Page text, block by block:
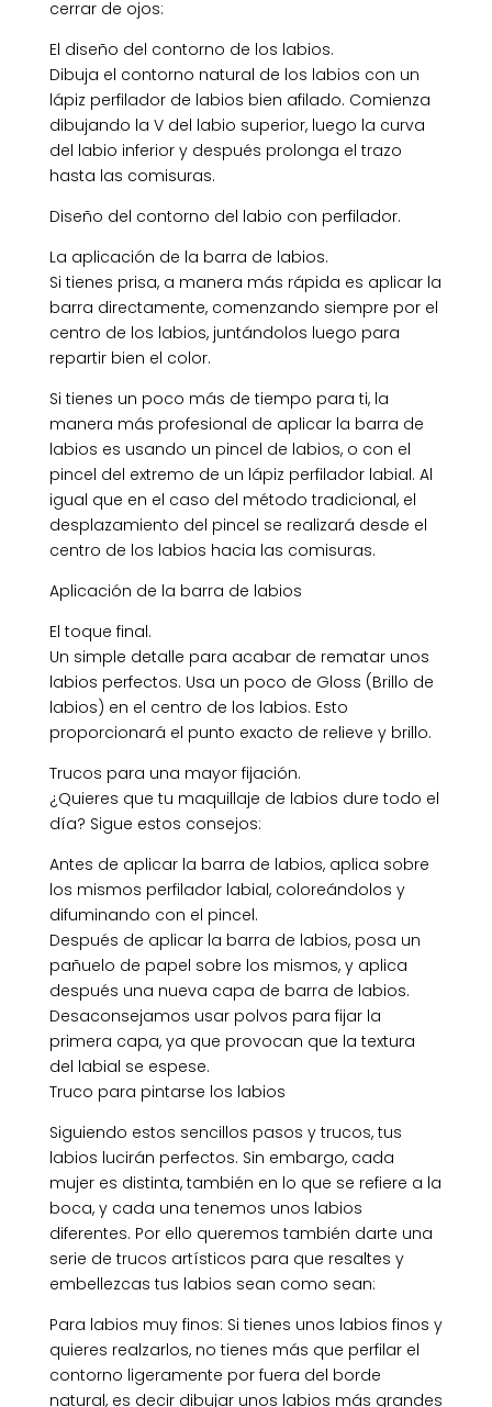
cerrar de ojos:
El diseño del contorno de los labios.
Dibuja el contorno natural de los labios con un
lápiz perfilador de labios bien afilado. Comienza
dibujando la V del labio superior, luego la curva
del labio inferior y después prolonga el trazo
hasta las comisuras.
Diseño del contorno del labio con perfilador.
La aplicación de la barra de labios.
Si tienes prisa, a manera más rápida es aplicar la
barra directamente, comenzando siempre por el
centro de los labios, juntándolos luego para
repartir bien el color.
Si tienes un poco más de tiempo para ti, la
manera más profesional de aplicar la barra de
labios es usando un pincel de labios, o con el
pincel del extremo de un lápiz perfilador labial. Al
igual que en el caso del método tradicional, el
desplazamiento del pincel se realizará desde el
centro de los labios hacia las comisuras.
Aplicación de la barra de labios
El toque final.
Un simple detalle para acabar de rematar unos
labios perfectos. Usa un poco de Gloss (Brillo de
labios) en el centro de los labios. Esto
proporcionará el punto exacto de relieve y brillo.
Trucos para una mayor fijación.
¿Quieres que tu maquillaje de labios dure todo el
día? Sigue estos consejos:
Antes de aplicar la barra de labios, aplica sobre
los mismos perfilador labial, coloreándolos y
difuminando con el pincel.
Después de aplicar la barra de labios, posa un
pañuelo de papel sobre los mismos, y aplica
después una nueva capa de barra de labios.
Desaconsejamos usar polvos para fijar la
primera capa, ya que provocan que la textura
del labial se espese.
Truco para pintarse los labios
Siguiendo estos sencillos pasos y trucos, tus
labios lucirán perfectos. Sin embargo, cada
mujer es distinta, también en lo que se refiere a la
boca, y cada una tenemos unos labios
diferentes. Por ello queremos también darte una
serie de trucos artísticos para que resaltes y
embellezcas tus labios sean como sean:
Para labios muy finos: Si tienes unos labios finos y
quieres realzarlos, no tienes más que perfilar el
contorno ligeramente por fuera del borde
natural, es decir dibujar unos labios más grandes